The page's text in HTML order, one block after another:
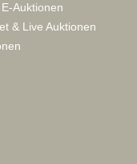
Auktionen
& Live Auktionen